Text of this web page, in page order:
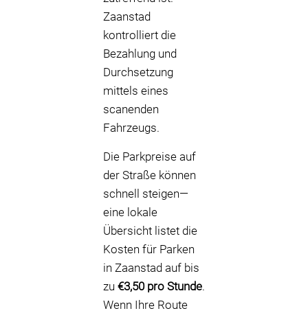
Zaanstad
kontrolliert die
Bezahlung und
Durchsetzung
mittels eines
scanenden
Fahrzeugs.
Die Parkpreise auf
der Straße können
schnell steigen—
eine lokale
Übersicht listet die
Kosten für Parken
in Zaanstad auf bis
zu €3,50 pro Stunde.
Wenn Ihre Route